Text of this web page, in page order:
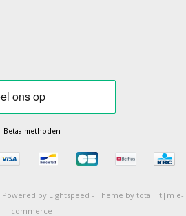
Betaalmethoden
Powered by Lightspeed - Theme by totalli t|m e-
commerce